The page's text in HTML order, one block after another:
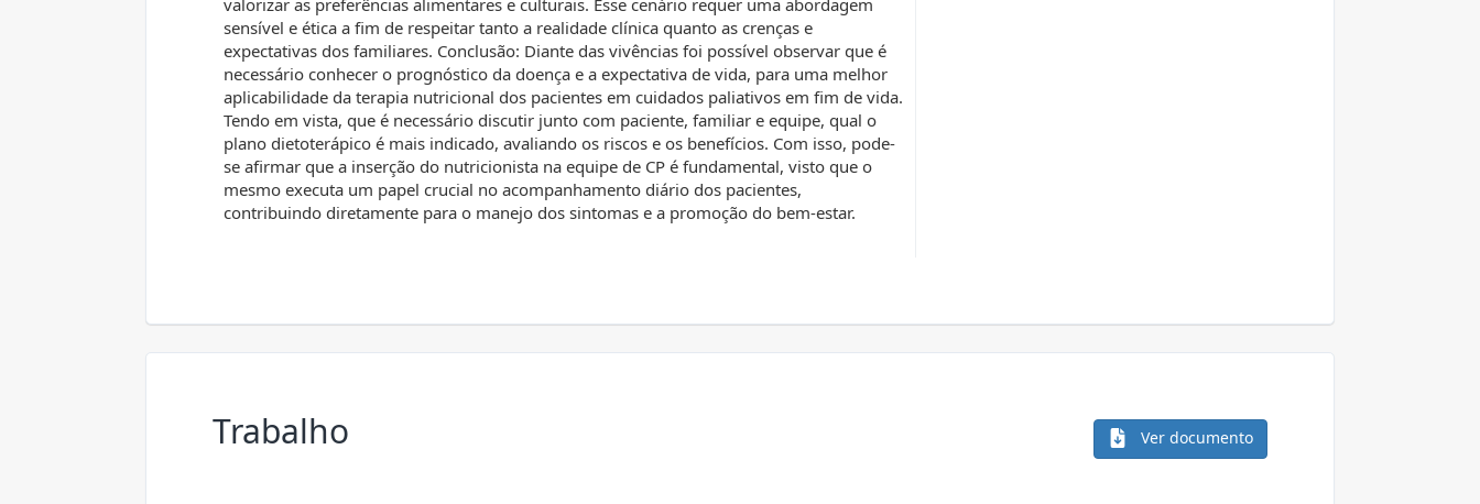
valorizar as preferências alimentares e culturais. Esse cenário requer uma abordagem
sensível e ética a fim de respeitar tanto a realidade clínica quanto as crenças e
expectativas dos familiares. Conclusão: Diante das vivências foi possível observar que é
necessário conhecer o prognóstico da doença e a expectativa de vida, para uma melhor
aplicabilidade da terapia nutricional dos pacientes em cuidados paliativos em fim de vida.
Tendo em vista, que é necessário discutir junto com paciente, familiar e equipe, qual o
plano dietoterápico é mais indicado, avaliando os riscos e os benefícios. Com isso, pode-
se afirmar que a inserção do nutricionista na equipe de CP é fundamental, visto que o
mesmo executa um papel crucial no acompanhamento diário dos pacientes,
contribuindo diretamente para o manejo dos sintomas e a promoção do bem-estar.
Trabalho Ver documento